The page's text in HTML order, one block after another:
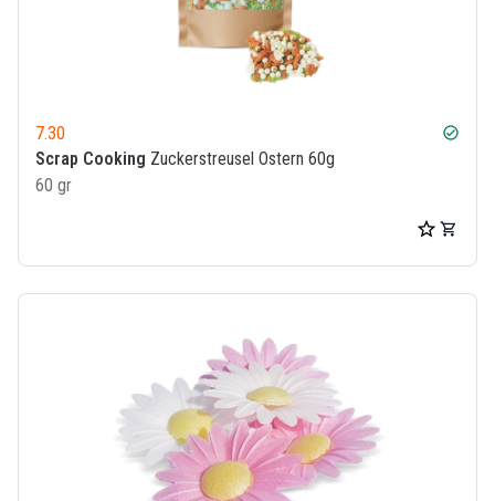
7.30 check_circle
Scrap Cooking Zuckerstreusel Ostern 60g
60 gr